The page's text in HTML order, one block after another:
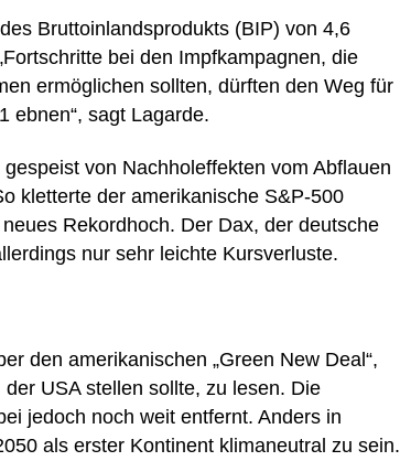
Bruttoinlandsprodukts (BIP) von 4,6
bei den Impfkampagnen, die
ermöglichen sollten, dürften den Weg für
ebnen“, sagt Lagarde.
von Nachholeffekten vom Abflauen
kletterte der amerikanische S&P-500
Rekordhoch. Der Dax, der deutsche
nur sehr leichte Kursverluste.
den amerikanischen „Green New Deal“,
USA stellen sollte, zu lesen. Die
jedoch noch weit entfernt. Anders in
als erster Kontinent klimaneutral zu sein.